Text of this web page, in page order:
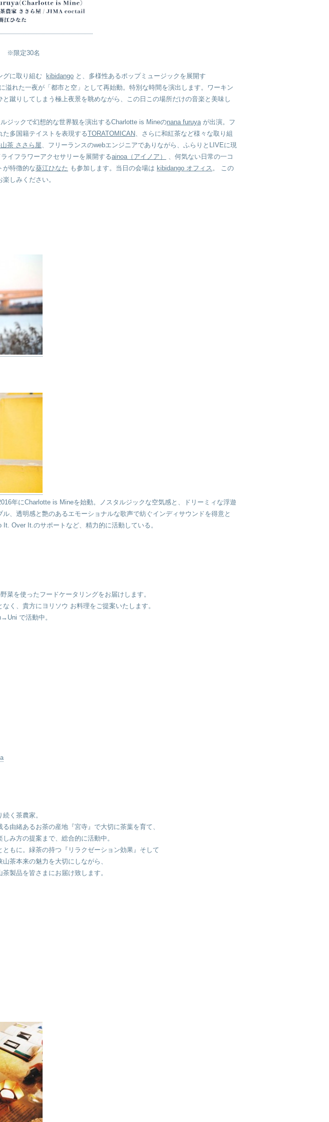
※限定30名
グに取り組む kibidango と、多様性あるポップミュージックを展開す
溢れた一夜が「都市と空」として再始動。特別な時間を演出します。ワーキン
蹴りしてしまう極上夜景を眺めながら、この日この場所だけの音楽と美味し
ジックで幻想的な世界観を演出するCharlotte is Mineのnana furuyaが出演。フ
多国籍テイストを表現するTORATOMICAN、さらに和紅茶など様々な取り組
茶 ささら屋、フリーランスのwebエンジニアでありながら、ふらりとLIVEに現
イフラワーアクセサリーを展開するainoa（アイノア）
、何気ない日常の一コ
が特徴的な葵江ひなた も参加します。当日の会場は kibidango オフィス。 この
しみください。
年にCharlotte is Mineを始動。ノスタルジックな空気感と、ドリーミィな浮遊
、透明感と艶のあるエモーショナルな歌声で紡ぐインディサウンドを得意と
Over It.のサポートなど、精力的に活動している。
菜を使ったフードケータリングをお届けします。
く、貴方にヨリソウ お料理をご提案いたします。
で活動中。
く茶農家。
由緒あるお茶の産地『宮寺』で大切に茶葉を育て、
み方の提案まで、総合的に活動中。
もに。緑茶の持つ『リラクゼーション効果』そして
茶本来の魅力を大切にしながら、
製品を皆さまにお届け致します。